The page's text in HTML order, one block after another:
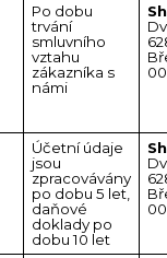
Po dobu
trvání
smluvního
vztahu
zákazníka s
námi
Účetní údaje
jsou
zpracovávány
po dobu 5 let,
daňové
doklady po
dobu 10 let